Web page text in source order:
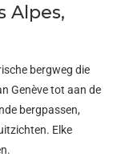
Alpes,
bergweg die
Genève tot aan de
bergpassen,
Elke